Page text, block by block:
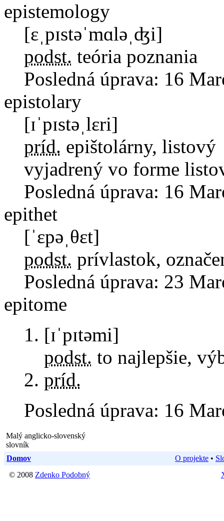
epistemology
[ɛˌpɪstəˈmɑləˌʤi]
podst. teória poznania
Posledná úprava: 16
epistolary
[ɪˈpɪstəˌlɛri]
príd. epištolárny, listový
vyjadrený vo forme
Posledná úprava: 16
epithet
[ˈɛpəˌθɛt]
podst. prívlastok,
Posledná úprava: 23
epitome
[ɪˈpɪtəmi]
podst. to najlepšie,
príd.
Posledná úprava: 16
Malý anglicko-slovenský
slovník
Domov
O projekte •
© 2008 Zdenko Podobný